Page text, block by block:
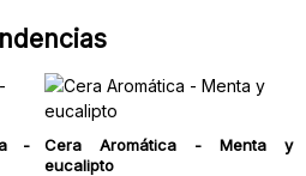
-
Cera Aromática - Menta y
eucalipto